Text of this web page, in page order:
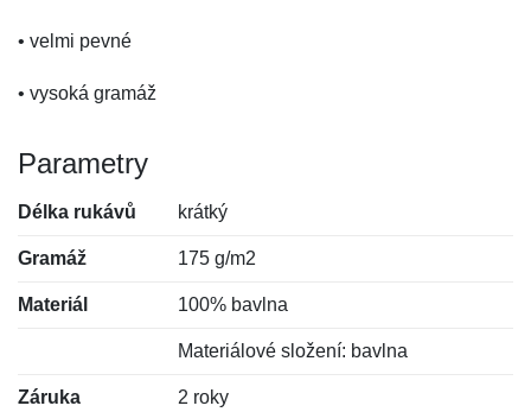
• velmi pevné
• vysoká gramáž
Parametry
Délka rukávů krátký
Gramáž 175 g/m2
Materiál 100% bavlna
Materiálové složení: bavlna
Záruka 2 roky